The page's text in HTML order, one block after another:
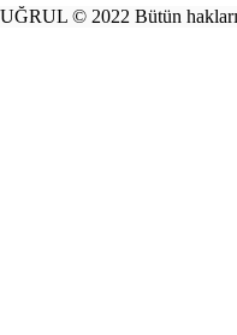
© 2022 Bütün